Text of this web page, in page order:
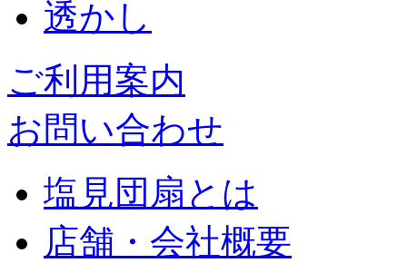
透かし
ご利用案内
お問い合わせ
塩見団扇とは
店舗・会社概要